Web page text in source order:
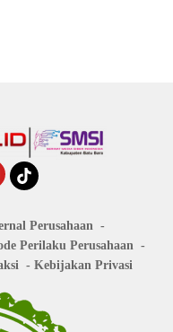
Perusahaan
Perilaku Perusahaan
Kebijakan Privasi